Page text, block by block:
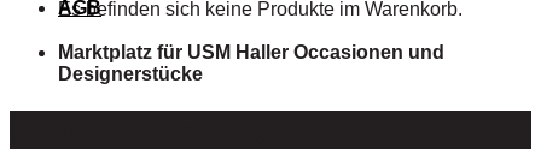
Es befinden sich keine Produkte im Warenkorb.
AGB
Marktplatz für USM Haller Occasionen und
Designerstücke